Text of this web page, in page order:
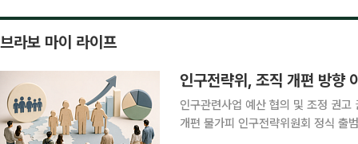
브라보 마이 라이프
인구전략위, 조직 개편 방향
인구관련사업 예산 협의 및 조정 권
개편 불가피 인구전략위원회 정식 출범을 앞두고 조직 개편 방향에 이목이 쏠리고 있다. 저출생, 고